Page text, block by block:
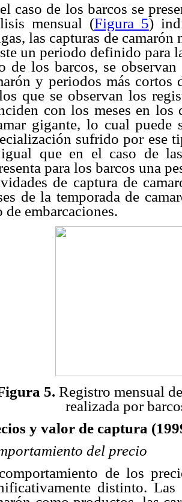
caso de los barcos se
mensual (Figura 5)
las capturas de
un periodo definido para
de los barcos, se
y periodos más cortos
que se observan los
con los meses en los
gigante, lo cual
sufrido por ese
que en el caso de
para los barcos una
de captura de
de la temporada de
de embarcaciones.
5. Registro mensual
realizada por
y valor de captura
del precio
de los
distinto.